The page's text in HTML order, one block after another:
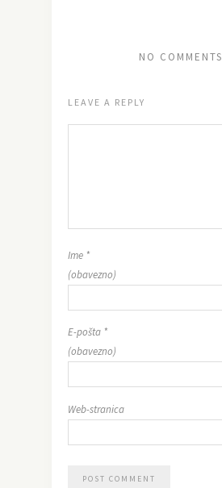
NO COMMENTS
LEAVE A REPLY
Ime *
(obavezno)
E-pošta *
(obavezno)
Web-stranica